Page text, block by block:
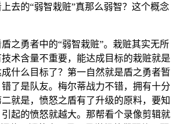
之勇者中的“弱智栽赃”。栽赃其实无所
术含量不重要，能达成目标的栽赃就是
什么目标了？第一自然就是盾之勇者暂
了是队友。梅尔蒂战力不错，拥有十分
就是，愤怒之盾有了升级的原料，要知
起的愤怒就越大。那帮看个录像剪辑就